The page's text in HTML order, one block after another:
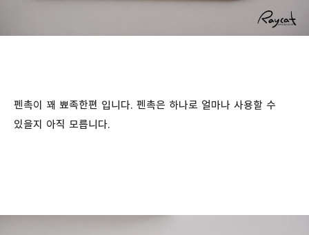
펜촉이 꽤 뾰족한편 입니다. 펜촉은 하나로 얼마나 사용할 수
있을지 아직 모릅니다.